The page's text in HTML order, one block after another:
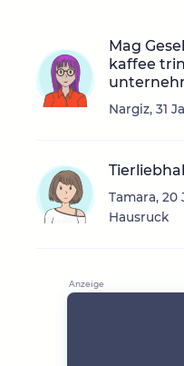
Mag
kaffee
Nargiz, 31
Tamara, 20
Hausruck